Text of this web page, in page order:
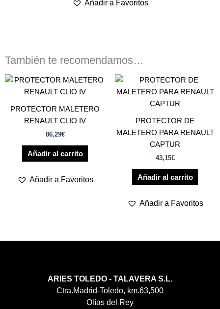
Añadir a Favoritos
También te recomendamos…
PROTECTOR MALETERO
RENAULT CLIO IV
86,29€
Añadir al carrito
Añadir a Favoritos
PROTECTOR DE
MALETERO PARA RENAULT
CAPTUR
43,15€
Añadir al carrito
Añadir a Favoritos
ARIES TOLEDO - TALAVERA S.L.
Ctra.Madrid-Toledo, km.63,500
Olías del Rey